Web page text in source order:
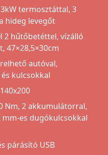
termosztáttal, 3
hideg levegőt
2 hűtőbetéttel, vízálló
47×28,5×30cm
autóval,
kulcsokkal
Nm, 2 akkumulátorral,
mm-es dugókulcsokkal
párásító USB